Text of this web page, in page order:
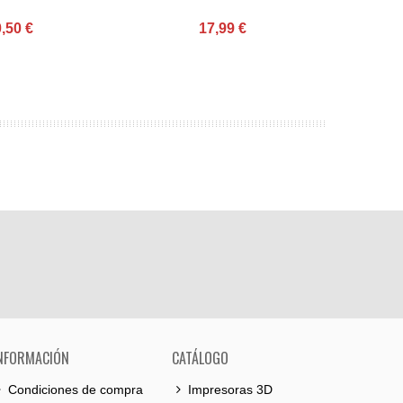
€ 17,99 €
Condiciones de compra
CATÁLOGO
Impresoras 3D